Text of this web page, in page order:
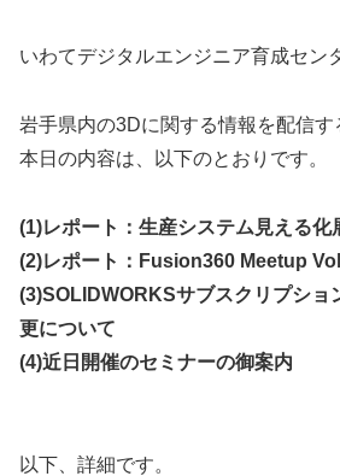
いわてデジタルエンジニア育成セン
岩手県内の3Dに関する情報を配信す
本日の内容は、以下のとおりです。
(1)レポート：生産システム見える化
(2)レポート：Fusion360 Meetup
(3)SOLIDWORKSサブスクリプショ
更について
(4)近日開催のセミナーの御案内
以下、詳細です。